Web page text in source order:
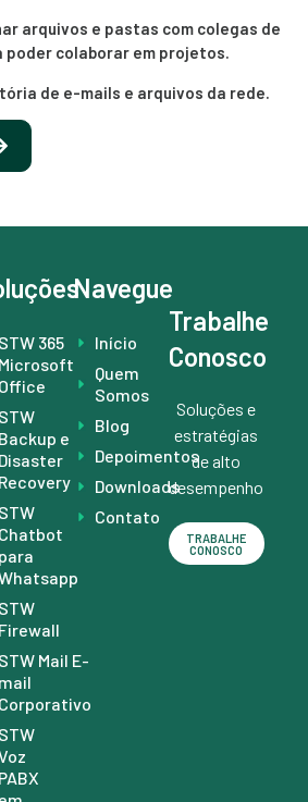
arquivos e pastas com colegas de
poder colaborar em projetos.
de e-mails e arquivos da rede.
STW 365
Microsoft
Office
STW
Backup e
Disaster
Recovery
STW
Chatbot
para
STW
Firewall
STW Mail E-
mail
Corporativo
STW
PABX
Navegue
Início
Quem
Somos
Blog
Depoimentos
Downloads
Contato
Trabalhe
Conosco
Soluções e
estratégias
de alto
desempenho
TRABALHE
CONOSCO